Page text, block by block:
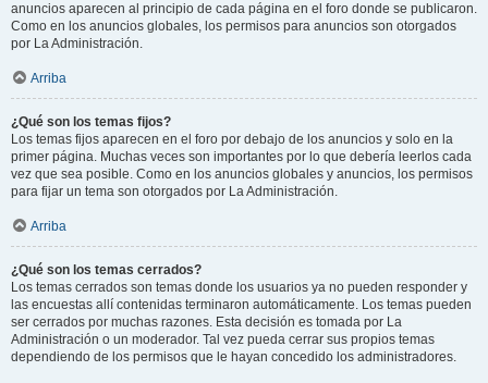
anuncios aparecen al principio de cada página en el foro donde se publicaron.
Como en los anuncios globales, los permisos para anuncios son otorgados
por La Administración.
Arriba
¿Qué son los temas fijos?
Los temas fijos aparecen en el foro por debajo de los anuncios y solo en la
primer página. Muchas veces son importantes por lo que debería leerlos cada
vez que sea posible. Como en los anuncios globales y anuncios, los permisos
para fijar un tema son otorgados por La Administración.
Arriba
¿Qué son los temas cerrados?
Los temas cerrados son temas donde los usuarios ya no pueden responder y
las encuestas allí contenidas terminaron automáticamente. Los temas pueden
ser cerrados por muchas razones. Esta decisión es tomada por La
Administración o un moderador. Tal vez pueda cerrar sus propios temas
dependiendo de los permisos que le hayan concedido los administradores.